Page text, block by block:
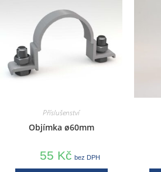
Příslušenství
Objímka ø60mm
55 Kč bez DPH